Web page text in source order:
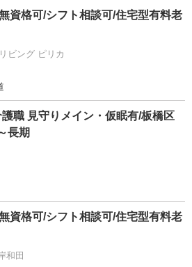
資格可/シフト相談可/住宅型有料老
ビング ピリカ
職 見守りメイン・仮眠有/板橋区
長期
資格可/シフト相談可/住宅型有料老
和田